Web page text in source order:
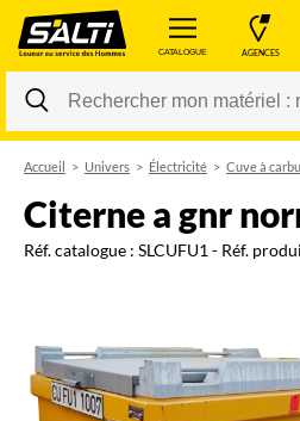
CATALOGUE AGENCES
Accueil Univers Électricité Cuve à
citerne a gnr
Réf. catalogue : SLCUFU1 - Réf.